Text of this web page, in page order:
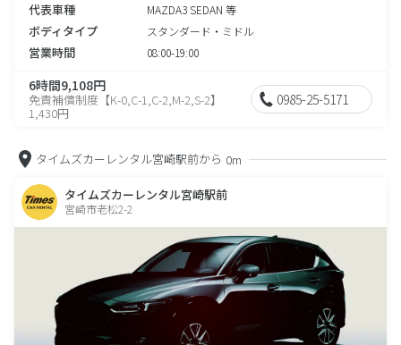
代表車種
MAZDA3 SEDAN 等
ボディタイプ スタンダード・ミドル
営業時間 08:00-19:00
6時間9,108円
免責補償制度【K-0,C-1,C-2,M-2,S-2】
1,430円
0985-25-5171
タイムズカーレンタル宮崎駅前から 0m
タイムズカーレンタル宮崎駅前
宮崎市老松2-2